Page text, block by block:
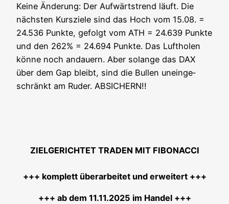
Kei­ne Ände­rung: Der Auf­wärts­trend läuft. Die
nächs­ten Kurs­zie­le sind das Hoch vom 15.08. =
24.536 Punk­te, gefolgt vom ATH = 24.639 Punk­te
und den 262% = 24.694 Punk­te. Das Luft­ho­len
kön­ne noch andau­ern. Aber solan­ge das DAX
über dem Gap bleibt, sind die Bul­len unein­ge­
schränkt am Ruder. ABSICHERN!!
ZIELGERICHTET TRADEN MIT FIBONACCI
+++ kom­plett über­ar­bei­tet und erweitert +++
+++ ab dem 11.11.2025 im Handel +++